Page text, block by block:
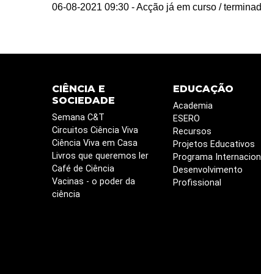
06-08-2021 09:30 - Acção já em curso /
CIÊNCIA E
SOCIEDADE
Semana C&T
Circuitos Ciência Viva
Ciência Viva em Casa
Livros que queremos ler
Café de Ciência
Vacinas - o poder da
ciência
EDUCAÇÃO
Academia
ESERO
Recursos
Projetos Educativos
Programa
Desenvolvimento
Profissional